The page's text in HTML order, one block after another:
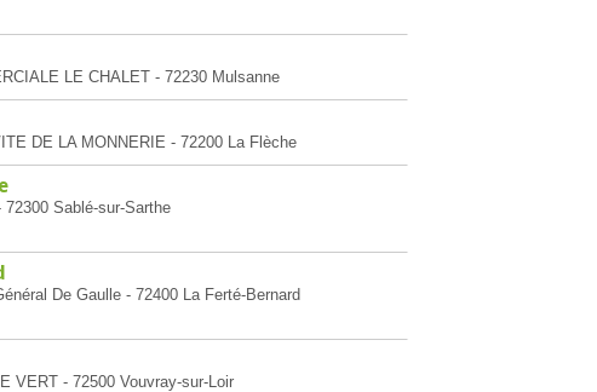
LE CHALET - 72230 Mulsanne
DE LA MONNERIE - 72200 La Flèche
Sablé-sur-Sarthe
De Gaulle - 72400 La Ferté-Bernard
VERT - 72500 Vouvray-sur-Loir